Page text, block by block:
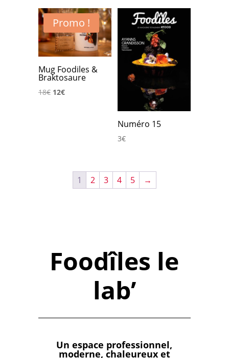
Promo !
Mug Foodiles &
Braktosaure
18€ Le
12€Le
Numéro 15
3€
1 2 3 4 5 →
Foodîles le
lab’
Un espace professionnel,
moderne, chaleureux et